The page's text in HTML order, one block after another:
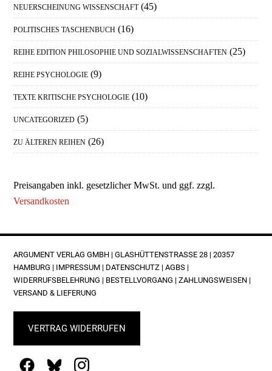
NEUERSCHEINUNG WISSENSCHAFT (45)
POLITISCHES TASCHENBUCH (16)
REIHE EDITION PHILOSOPHIE UND SOZIALWISSENSCHAFTEN (25)
REIHE PSYCHOLOGIE (9)
TEXTE KRITISCHE PSYCHOLOGIE (10)
UNCATEGORIZED (5)
ZU ÄLTEREN REIHEN (26)
Preisangaben inkl. gesetzlicher MwSt. und ggf. zzgl.
Versandkosten
FOOTER
ARGUMENT VERLAG GMBH | GLASHÜTTENSTRASSE 28 | 20357 H
AMBURG | IMPRESSUM | DATENSCHUTZ |AGBS |
WIDERRUFSBELEHRUNG | BESTELLVORGANG |ZAHLUNGSWEISEN |
VERSAND & LIEFERUNG
VERTRAG WIDERRUFEN